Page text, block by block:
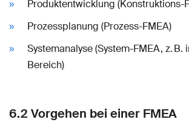
Produktentwicklung (Konstruktions-
Prozessplanung (Prozess-FMEA)
Systemanalyse (System-FMEA, z.
Bereich)
6.2 Vorgehen bei einer FMEA